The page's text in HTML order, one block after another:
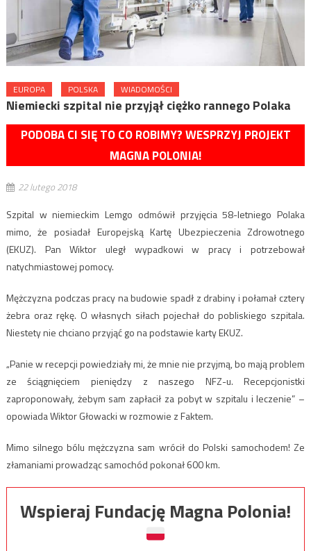
EUROPA POLSKA WIADOMOŚCI
Niemiecki szpital nie przyjął ciężko rannego Polaka
PODOBA CI SIĘ TO CO ROBIMY? WESPRZYJ PROJEKT
MAGNA POLONIA!
22 lutego 2018
Szpital w niemieckim Lemgo odmówił przyjęcia 58-letniego Polaka
mimo, że posiadał Europejską Kartę Ubezpieczenia Zdrowotnego
(EKUZ). Pan Wiktor uległ wypadkowi w pracy i potrzebował
natychmiastowej pomocy.
Mężczyzna podczas pracy na budowie spadł z drabiny i połamał cztery
żebra oraz rękę. O własnych siłach pojechał do pobliskiego szpitala.
Niestety nie chciano przyjąć go na podstawie karty EKUZ.
„Panie w recepcji powiedziały mi, że mnie nie przyjmą, bo mają problem
ze ściągnięciem pieniędzy z naszego NFZ-u. Recepcjonistki
zaproponowały, żebym sam zapłacił za pobyt w szpitalu i leczenie” –
opowiada Wiktor Głowacki w rozmowie z Faktem.
Mimo silnego bólu mężczyzna sam wrócił do Polski samochodem! Ze
złamaniami prowadząc samochód pokonał 600 km.
Wspieraj Fundację Magna Polonia!